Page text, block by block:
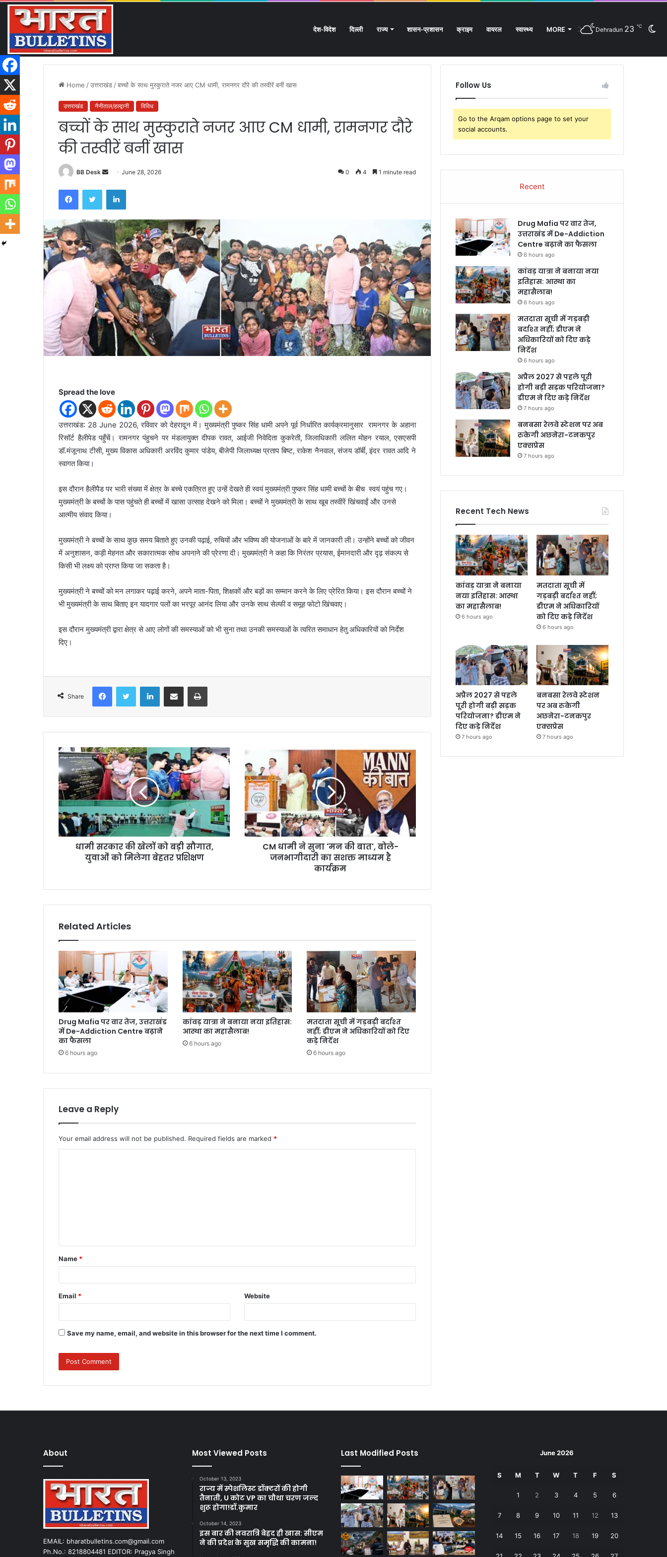
देश-विदेश दिल्ली राज्य शासन-प्रशासन क्राइम वायरल स्वास्थ्य MORE Dehradun 23 ℃
Friday, August 7 2026 Breaking News
Article
In
Home /उत्तराखंड /बच्चों के साथ मुस्कुराते नजर आए CM धामी, रामनगर दौरे की तस्वीरें बनीं खास
उत्तराखंड नैनीताल/हल्द्वानी विविध
बच्चों के साथ मुस्कुराते नजर आए CM धामी, रामनगर दौरे
की तस्वीरें बनीं खास
BB Desk
d
a
e
m
a
i
l
June 28, 2026 0 4 1 minute read
Spread the love
उत्तराखंड: 28 June 2026, रविवार को देहरादून में। मुख्यमंत्री पुष्कर सिंह धामी अपने पूर्व निर्धारित कार्यक्रमानुसार रामनगर के अहाना
रिसॉर्ट हैलीपेड पहुँचें। रामनगर पंहुचने पर मंडलायुक्त दीपक रावत, आईजी निवेदिता कुकरेती, जिलाधिकारी ललित मोहन रयाल, एसएसपी
डॉ.मंजूनाथ टीसी, मुख्य विकास अधिकारी अरविंद कुमार पांडेय, बीजेपी जिलाध्यक्ष प्रताप बिष्ट, राकेश नैनवाल, संजय डॉर्बी, इंदर रावत आदि ने
स्वागत किया।
इस दौरान हैलीपैड पर भारी संख्या में क्षेत्र के बच्चे एकत्रित हुए उन्हें देखते ही स्वयं मुख्यमंत्री पुष्कर सिंह धामी बच्चों के बीच स्वयं पहुंच गए।
मुख्यमंत्री के बच्चों के पास पहुंचते ही बच्चों में खासा उत्साह देखने को मिला। बच्चों ने मुख्यमंत्री के साथ खूब तस्वीरें खिंचवाईं और उनसे
आत्मीय संवाद किया।
मुख्यमंत्री ने बच्चों के साथ कुछ समय बिताते हुए उनकी पढ़ाई, रुचियों और भविष्य की योजनाओं के बारे में जानकारी ली। उन्होंने बच्चों को जीवन
में अनुशासन, कड़ी मेहनत और सकारात्मक सोच अपनाने की प्रेरणा दी। मुख्यमंत्री ने कहा कि निरंतर प्रयास, ईमानदारी और दृढ़ संकल्प से
किसी भी लक्ष्य को प्राप्त किया जा सकता है।
मुख्यमंत्री ने बच्चों को मन लगाकर पढ़ाई करने, अपने माता-पिता, शिक्षकों और बड़ों का सम्मान करने के लिए प्रेरित किया। इस दौरान बच्चों ने
भी मुख्यमंत्री के साथ बिताए इन यादगार पलों का भरपूर आनंद लिया और उनके साथ सेल्फी व समूह फोटो खिंचवाए।
इस दौरान मुख्यमंत्री द्वारा क्षेत्र से आए लोगों की समस्याओं को भी सुना तथा उनकी समस्याओं के त्वरित समाधान हेतु अधिकारियों को निर्देश
दिए।
Share
धामी सरकार की खेलों को बड़ी सौगात,
युवाओं को मिलेगा बेहतर प्रशिक्षण
CM धामी ने सुना 'मन की बात', बोले-
जनभागीदारी का सशक्त माध्यम है
कार्यक्रम
Related Articles
Drug Mafia पर वार तेज, उत्तराखंड
में De-Addiction Centre बढ़ाने
का फैसला
6 hours ago
कांवड़ यात्रा ने बनाया नया इतिहास:
आस्था का महासैलाब!
6 hours ago
मतदाता सूची में गड़बड़ी बर्दाश्त
नहीं; डीएम ने अधिकारियों को दिए
कड़े निर्देश
6 hours ago
Leave a Reply
Your email address will not be published. Required fields are marked *
t
*
Name *
Email * Website
Save my name, email, and website in this browser for the next time I comment.
Follow Us
Go to the Arqam options page to set your
social accounts.
Recent
Drug Mafia पर वार तेज,
उत्तराखंड में De-Addiction
Centre बढ़ाने का फैसला
6 hours ago
कांवड़ यात्रा ने बनाया नया
इतिहास: आस्था का
महासैलाब!
6 hours ago
मतदाता सूची में गड़बड़ी
बर्दाश्त नहीं; डीएम ने
अधिकारियों को दिए कड़े
निर्देश
6 hours ago
अप्रैल 2027 से पहले पूरी
होगी बड़ी सड़क परियोजना?
डीएम ने दिए कड़े निर्देश
7 hours ago
बनबसा रेलवे स्टेशन पर अब
रुकेगी अछनेरा-टनकपुर
एक्सप्रेस
7 hours ago
Recent Tech News
कांवड़ यात्रा ने बनाया
नया इतिहास: आस्था
का महासैलाब!
6 hours ago
मतदाता सूची में
गड़बड़ी बर्दाश्त नहीं;
डीएम ने अधिकारियों
को दिए कड़े निर्देश
6 hours ago
अप्रैल 2027 से पहले
पूरी होगी बड़ी सड़क
परियोजना? डीएम ने
दिए कड़े निर्देश
7 hours ago
बनबसा रेलवे स्टेशन
पर अब रुकेगी
अछनेरा-टनकपुर
एक्सप्रेस
7 hours ago
About
EMAIL: bharatbulletins.com@gmail.com
Ph.No.: 8218804481 EDITOR: Pragya Singh
Most Viewed Posts
October 13, 2023
राज्य में स्पेशलिस्ट डॉक्टरों की होगी
तैनाती, U कोट VP का चौथा चरण जल्द
शुरू होगा!डॉ.कुमार
October 14, 2023
इस बार की नवरात्रि बेहद ही खास: सीएम
ने की प्रदेश के सुख समृद्धि की कामना!
Last Modified Posts June 2026
S M T W T F S
1 2 3 4 5 6
7 8 9 10 11 12 13
14 15 16 17 18 19 20